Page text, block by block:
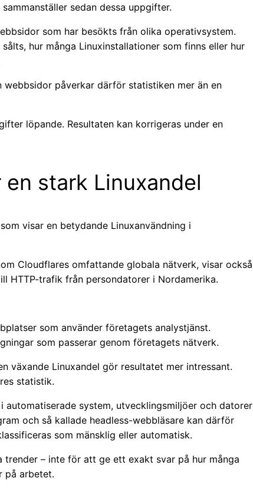
sedan dessa uppgifter.
som har besökts från olika operativsystem.
hur många Linuxinstallationer som finns eller hur
webbsidor påverkar därför statistiken mer än en
löpande. Resultaten kan korrigeras under en
stark Linuxandel
visar en betydande Linuxanvändning i
Cloudflares omfattande globala nätverk, visar också
HTTP-trafik från persondatorer i Nordamerika.
som använder företagets analystjänst.
som passerar genom företagets nätverk.
växande Linuxandel gör resultatet mer intressant.
statistik.
automatiserade system, utvecklingsmiljöer och datorer
och så kallade headless-webbläsare kan därför
som mänsklig eller automatisk.
– inte för att ge ett exakt svar på hur många
på arbetet.